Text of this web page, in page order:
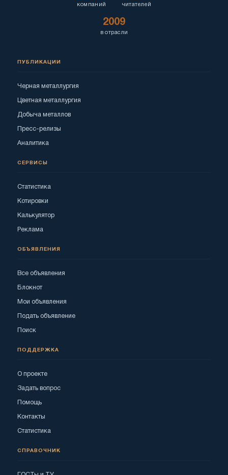
компаний читателей
2009
в отрасли
ПУБЛИКАЦИИ
Черная металлургия
Цветная металлургия
Добыча металлов
Пресс-релизы
Аналитика
СЕРВИСЫ
Статистика
Котировки
Калькулятор
Реклама
ОБЪЯВЛЕНИЯ
Все объявления
Блокнот
Мои объявления
Подать объявление
Поиск
ПОДДЕРЖКА
О проекте
Задать вопрос
Помощь
Контакты
Статистика
СПРАВОЧНИК